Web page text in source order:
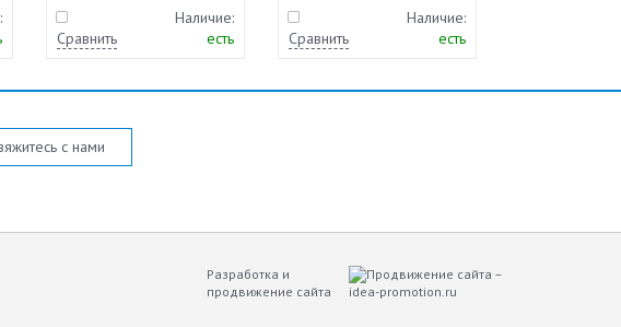
Сравнить
Наличие:
есть
Сравнить
Наличие:
есть
с нами
Разработка и
продвижение сайта